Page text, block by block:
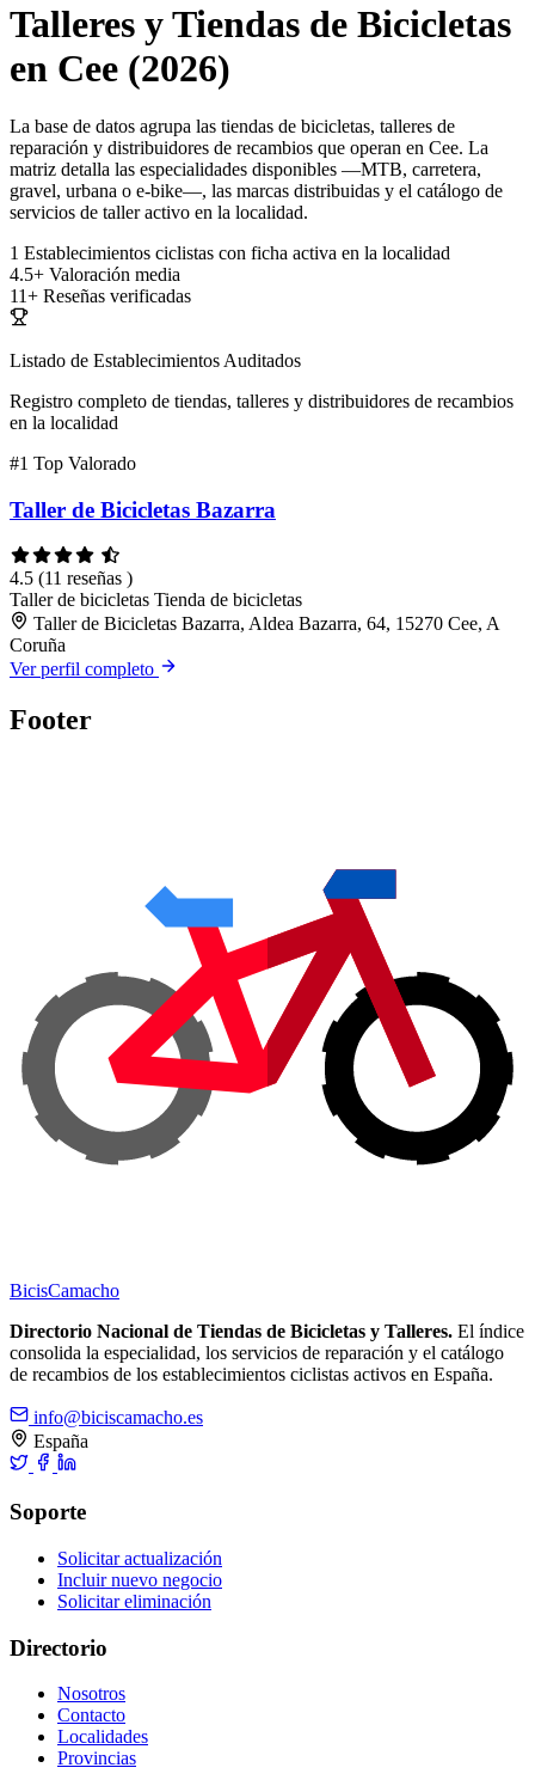
Talleres y Tiendas de Bicicletas
en Cee (2026)
La base de datos agrupa las tiendas de bicicletas, talleres de
reparación y distribuidores de recambios que operan en Cee. La
matriz detalla las especialidades disponibles —MTB, carretera,
gravel, urbana o e-bike—, las marcas distribuidas y el catálogo de
servicios de taller activo en la localidad.
1 Establecimientos ciclistas con ficha activa en la localidad
4.5+ Valoración media
11+ Reseñas verificadas
Listado de Establecimientos Auditados
Registro completo de tiendas, talleres y distribuidores de recambios
en la localidad
#1 Top Valorado
Taller de Bicicletas Bazarra
4.5 (11 reseñas )
Taller de bicicletas Tienda de bicicletas
Taller de Bicicletas Bazarra, Aldea Bazarra, 64, 15270 Cee, A
Coruña
Ver perfil completo
Footer
BicisCamacho
Directorio Nacional de Tiendas de Bicicletas y Talleres. El índice
consolida la especialidad, los servicios de reparación y el catálogo
de recambios de los establecimientos ciclistas activos en España.
info@biciscamacho.es
España
Soporte
Solicitar actualización
Incluir nuevo negocio
Solicitar eliminación
Directorio
Nosotros
Contacto
Localidades
Provincias